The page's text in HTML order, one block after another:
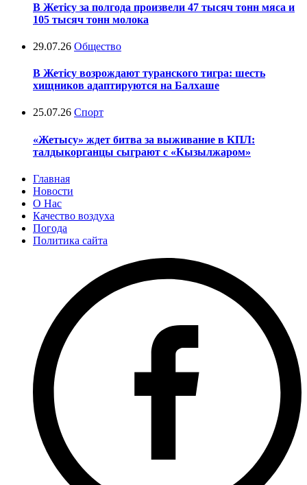
В Жетісу за полгода произвели 47 тысяч тонн мяса и
105 тысяч тонн молока
29.07.26 Общество
В Жетісу возрождают туранского тигра: шесть
хищников адаптируются на Балхаше
25.07.26 Спорт
«Жетысу» ждет битва за выживание в КПЛ:
талдыкорганцы сыграют с «Кызылжаром»
Главная
Новости
О Нас
Качество воздуха
Погода
Политика сайта